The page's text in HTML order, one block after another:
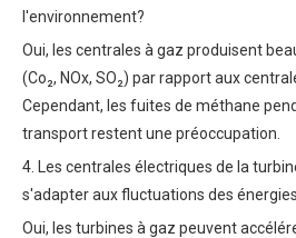
l'environnement?
Oui, les centrales à gaz produisent
(Co₂, NOx, SO₂) par rapport aux
Cependant, les fuites de méthane
transport restent une préoccupation.
4. Les centrales électriques de la
s'adapter aux fluctuations des
Oui, les turbines à gaz peuvent